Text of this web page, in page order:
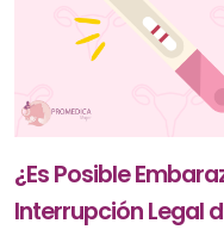
¿Es Posible
Interrupción Legal